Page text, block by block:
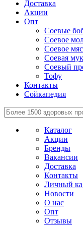
Доставка
Акции
Опт
Соевые
Соевое
Соевое
Соевая
Соевый
Тофу
Контакты
Сойкапедия
Каталог
Акции
Бренды
Вакансии
Доставка
Контакты
Личный
Новости
О нас
Опт
Отзывы